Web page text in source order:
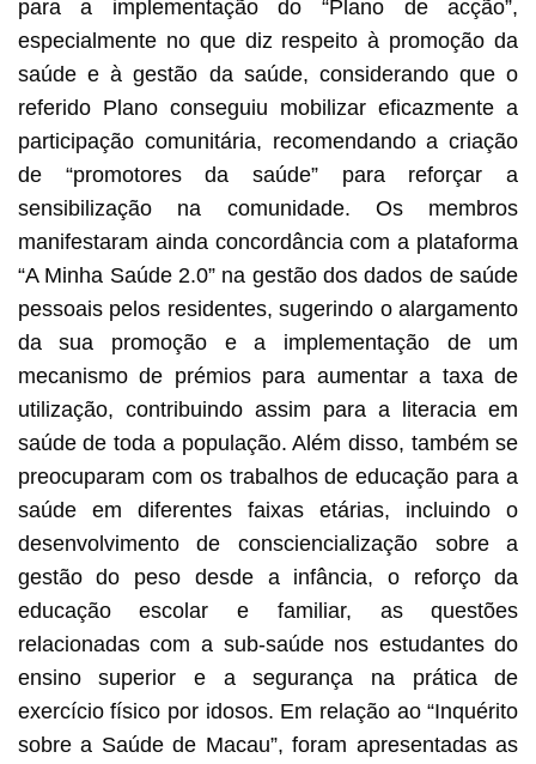
para a implementação do “Plano de acção”,
especialmente no que diz respeito à promoção da
saúde e à gestão da saúde, considerando que o
referido Plano conseguiu mobilizar eficazmente a
participação comunitária, recomendando a criação
de “promotores da saúde” para reforçar a
sensibilização na comunidade. Os membros
manifestaram ainda concordância com a plataforma
“A Minha Saúde 2.0” na gestão dos dados de saúde
pessoais pelos residentes, sugerindo o alargamento
da sua promoção e a implementação de um
mecanismo de prémios para aumentar a taxa de
utilização, contribuindo assim para a literacia em
saúde de toda a população. Além disso, também se
preocuparam com os trabalhos de educação para a
saúde em diferentes faixas etárias, incluindo o
desenvolvimento de consciencialização sobre a
gestão do peso desde a infância, o reforço da
educação escolar e familiar, as questões
relacionadas com a sub-saúde nos estudantes do
ensino superior e a segurança na prática de
exercício físico por idosos. Em relação ao “Inquérito
sobre a Saúde de Macau”, foram apresentadas as